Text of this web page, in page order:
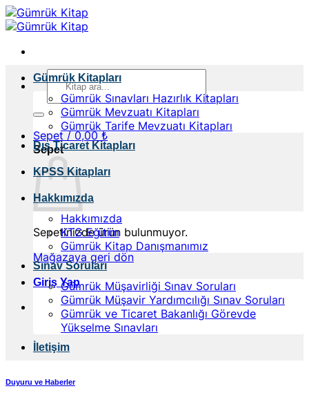
İçeriğe
atla
Ara:
Sepet /0,00₺
Sepet
Sepetinizde ürün bulunmuyor.
Mağazaya geri dön
Giriş Yap
Gümrük Kitapları
Gümrük Sınavları Hazırlık Kitapları
Gümrük Mevzuatı Kitapları
Gümrük Tarife Mevzuatı Kitapları
Dış Ticaret Kitapları
KPSS Kitapları
Hakkımızda
Hakkımızda
KTG Eğitim
Gümrük Kitap Danışmanımız
Sınav Soruları
Gümrük Müşavirliği Sınav Soruları
Gümrük Müşavir Yardımcılığı Sınav Soruları
Gümrük ve Ticaret Bakanlığı Görevde
Yükselme Sınavları
İletişim
Duyuru ve Haberler